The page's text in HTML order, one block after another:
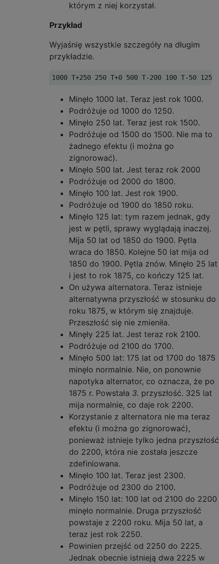
którym z niej korzystał.
Przykład
Wyjaśnię wszystkie szczegóły na długim
przykładzie.
Minęło 1000 lat. Teraz jest rok 1000.
Podróżuje od 1000 do 1250.
Minęło 250 lat. Teraz jest rok 1500.
Podróżuje od 1500 do 1500. Nie ma to
żadnego efektu (i można go
zignorować).
Minęło 500 lat. Jest teraz rok 2000
Podróżuje od 2000 do 1800.
Minęło 100 lat. Jest rok 1900.
Podróżuje od 1900 do 1850 roku.
Minęło 125 lat: tym razem jednak, gdy
jest w pętli, sprawy wyglądają inaczej.
Mija 50 lat od 1850 do 1900. Pętla
wraca do 1850. Kolejne 50 lat mija od
1850 do 1900. Pętla znów. Minęło 25 lat
i jest to rok 1875, co kończy 125 lat.
On używa alternatora. Teraz istnieje
alternatywna przyszłość w stosunku do
roku 1875, w którym się znajduje.
Przeszłość się nie zmieniła.
Minęły 225 lat. Jest teraz rok 2100.
Podróżuje od 2100 do 1700.
Minęło 500 lat: 175 lat od 1700 do 1875
minęło normalnie. Nie, on ponownie
napotyka alternator, co oznacza, że po
1875 r. Powstała 3. przyszłość. 325 lat
mija normalnie, co daje rok 2200.
Korzystanie z alternatora nie ma teraz
efektu (i można go zignorować),
ponieważ istnieje tylko jedna przyszłość
do 2200, która nie została jeszcze
zdefiniowana.
Minęło 100 lat. Teraz jest 2300.
Podróżuje od 2300 do 2100.
Minęło 150 lat: 100 lat od 2100 do 2200
minęło normalnie. Druga przyszłość
powstaje z 2200 roku. Mija 50 lat, a
teraz jest rok 2250.
Powinien przejść od 2250 do 2225.
Jednak obecnie istnieją dwa 2225 w